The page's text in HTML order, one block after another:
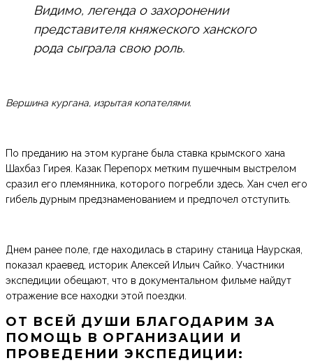
Видимо, легенда о захоронении
представителя княжеского ханского
рода сыграла свою роль.
Вершина кургана, изрытая копателями.
По преданию на этом кургане была ставка крымского хана
Шахбаз Гирея. Казак Перепорх метким пушечным выстрелом
сразил его племянника, которого погребли здесь. Хан счел его
гибель дурным предзнаменованием и предпочел отступить.
Днем ранее поле, где находилась в старину станица Наурская,
показал краевед, историк Алексей Ильич Сайко. Участники
экспедиции обещают, что в документальном фильме найдут
отражение все находки этой поездки.
ОТ ВСЕЙ ДУШИ БЛАГОДАРИМ ЗА
ПОМОЩЬ В ОРГАНИЗАЦИИ И
ПРОВЕДЕНИИ ЭКСПЕДИЦИИ: